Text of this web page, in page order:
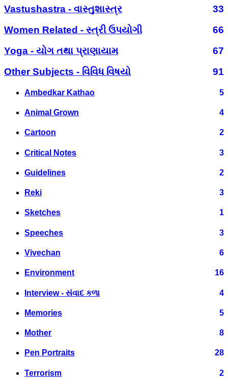
Vastushastra - વાસ્તુશાસ્ત્ર
33
Women Related - સ્ત્રી ઉપયોગી
66
Yoga - યોગ તથા પ્રાણાયામ
67
Other Subjects - વિવિધ વિષયો
91
Ambedkar Kathao 5
Animal Grown 4
Cartoon 2
Critical Notes 3
Guidelines 2
Reki 3
Sketches 1
Speeches 3
Vivechan 6
Environment 16
Interview - સંવાદ કળા 4
Memories 5
Mother 8
Pen Portraits 28
Terrorism 2